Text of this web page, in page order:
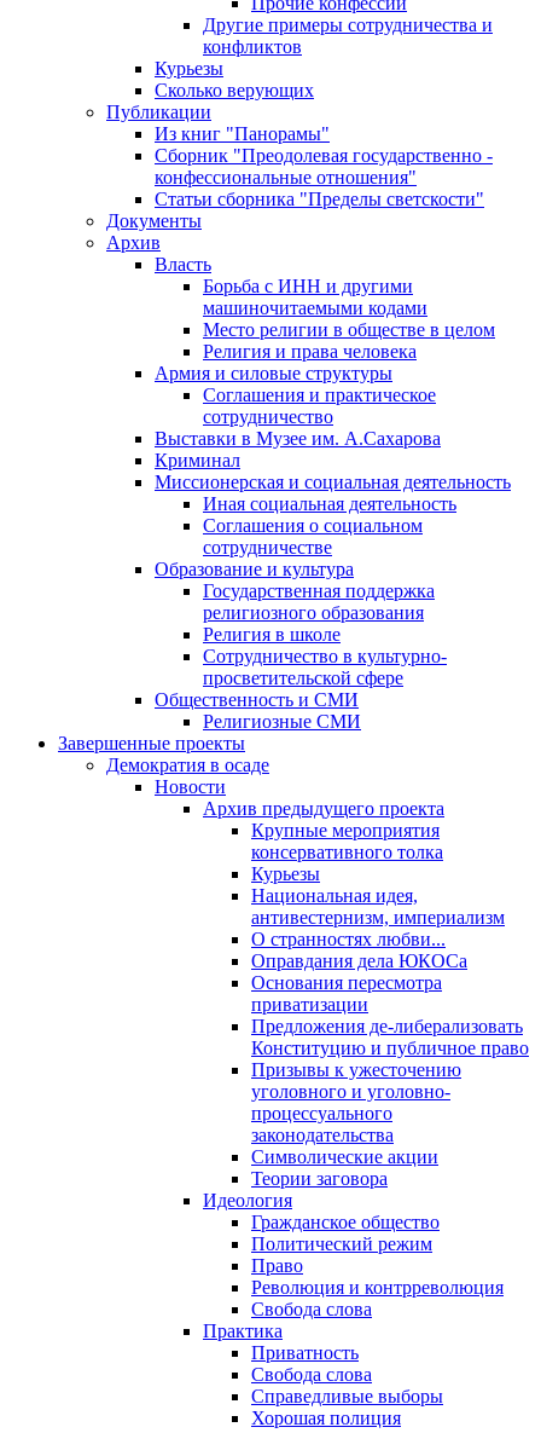
Другие примеры сотрудничества и
конфликтов
Курьезы
Сколько верующих
Публикации
Из книг "Панорамы"
Сборник "Преодолевая государственно -
конфессиональные отношения"
Статьи сборника "Пределы светскости"
Документы
Архив
Власть
Борьба с ИНН и другими
машиночитаемыми кодами
Место религии в обществе в целом
Религия и права человека
Армия и силовые структуры
Соглашения и практическое
сотрудничество
Выставки в Музее им. А.Сахарова
Криминал
Миссионерская и социальная деятельность
Иная социальная деятельность
Соглашения о социальном
сотрудничестве
Образование и культура
Государственная поддержка
религиозного образования
Религия в школе
Сотрудничество в культурно-
просветительской сфере
Общественность и СМИ
Религиозные СМИ
Завершенные проекты
Демократия в осаде
Новости
Архив предыдущего проекта
Крупные мероприятия
консервативного толка
Курьезы
Национальная идея,
антивестернизм, империализм
О странностях любви...
Оправдания дела ЮКОСа
Основания пересмотра
приватизации
Предложения де-либерализовать
Конституцию и публичное право
Призывы к ужесточению
уголовного и уголовно-
процессуального
законодательства
Символические акции
Теории заговора
Идеология
Гражданское общество
Политический режим
Право
Революция и контрреволюция
Свобода слова
Практика
Приватность
Свобода слова
Справедливые выборы
Хорошая полиция